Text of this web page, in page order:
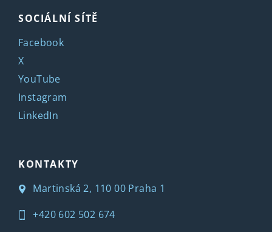
SOCIÁLNÍ SÍTĚ
Facebook
X
YouTube
Instagram
LinkedIn
KONTAKTY
Martinská 2, 110 00 Praha 1
+420 602 502 674